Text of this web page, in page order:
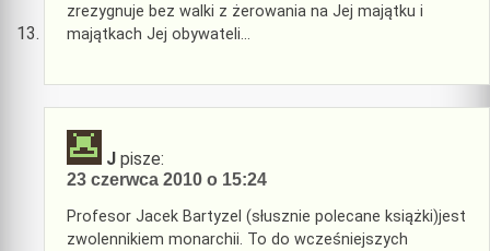
zrezygnuje bez walki z żerowania na Jej majątku i
majątkach Jej obywateli…
J pisze:
23 czerwca 2010 o 15:24
Profesor Jacek Bartyzel (słusznie polecane książki)jest
zwolennikiem monarchii. To do wcześniejszych